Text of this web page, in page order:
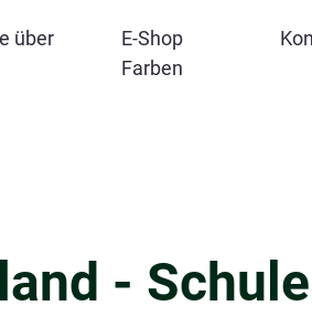
über
E-Shop
Farben
- Schule